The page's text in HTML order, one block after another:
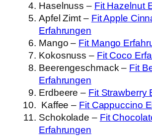
Haselnuss – Fit Hazelnut
Apfel Zimt – Fit Apple
Erfahrungen
Mango – Fit Mango
Kokosnuss – Fit Coco
Beerengeschmack – Fit
Erfahrungen
Erdbeere – Fit Strawberry
Kaffee – Fit Cappuccino
Schokolade – Fit
Erfahrungen